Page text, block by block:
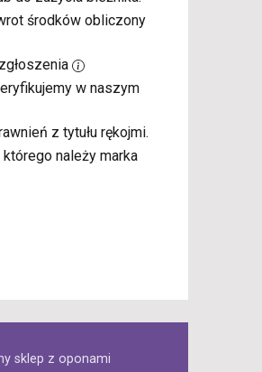
środków obliczony
w naszym
z tytułu rękojmi.
którego należy marka
sklep z oponami